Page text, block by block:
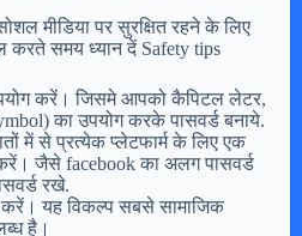
मीडिया पर सुरक्षित रहने के लिए
करते समय ध्यान दें Safety tips
करें। जिसमे आपको कैपिटल लेटर,
का उपयोग करके पासवर्ड बनाये.
में से प्रत्येक प्लेटफार्म के लिए एक
जैसे facebook का अलग पासवर्ड
रखे.
यह विकल्प सबसे सामाजिक
है।